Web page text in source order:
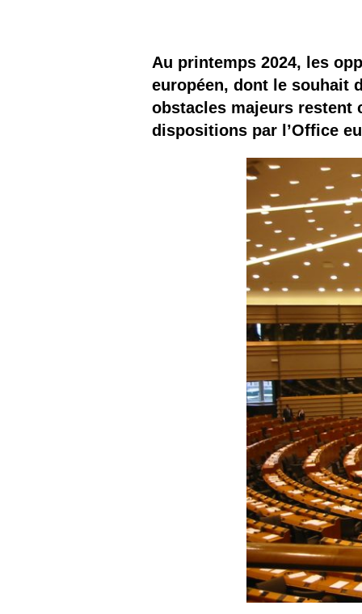
Au printemps 2024, les
européen, dont le souhait
obstacles majeurs restent
dispositions par l’Office